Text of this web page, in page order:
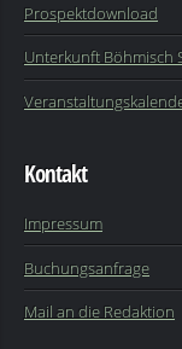
Prospektdownload
Unterkunft Böhmisch
Kontakt
Impressum
Buchungsanfrage
Mail an die Redaktion